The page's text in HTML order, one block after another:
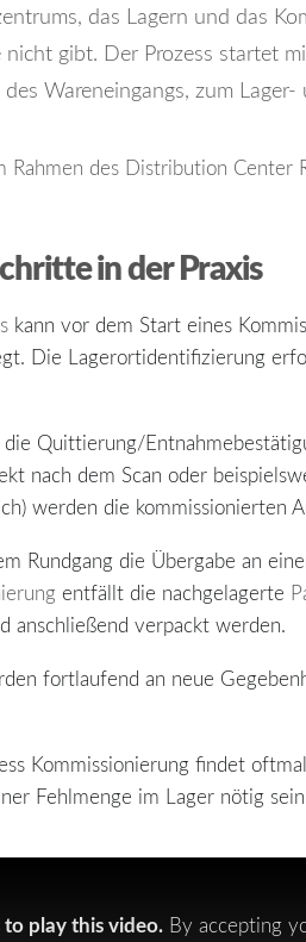
, das Lagern und das
gibt. Der Prozess startet
Wareneingangs, zum Lager-
Rahmen des Distribution Center
in der Praxis
kann vor dem Start eines
Die Lagerortidentifizierung
Quittierung/
nach dem Scan oder
werden die kommissionierten
Rundgang die Übergabe an
entfällt die nachgelagerte
anschließend verpackt werden.
fortlaufend an neue
Kommissionierung findet
Fehlmenge im Lager nötig
to play this video.By accepting